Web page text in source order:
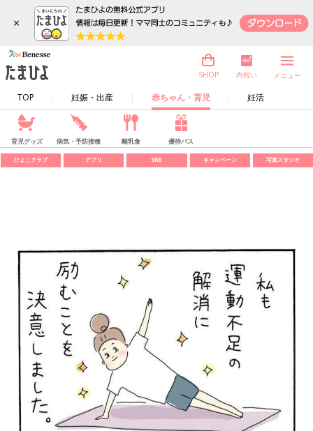
×
TOP 妊娠・出産 赤ちゃん・育児 妊活
SHOP 内祝い メニュー
育児グッズ 病気・予防接種 離乳食 優待パス
ひよこクラブ アプリ SNS キャンペーン 写真スタジオ